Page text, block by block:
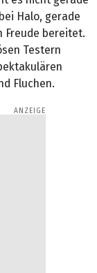
Halo, gerade
Freude bereitet.
Testern
Fluchen.